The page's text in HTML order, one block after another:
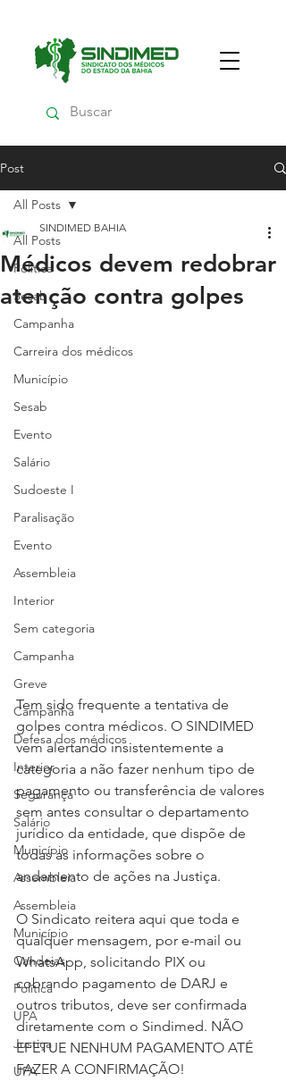
Post
All Posts
Política
Sesab
Campanha
Carreira dos médicos
Município
Sesab
Evento
Salário
Sudoeste I
Paralisação
Evento
Assembleia
Interior
Sem categoria
Campanha
Greve
Campanha
Defesa dos médicos
Interior
Segurança
Salário
Município
Assembleia
Assembleia
Município
Candeias
Política
UPA
Justiça
UPA
All Posts
Médicos devem redobrar
atenção contra golpes
SINDIMED BAHIA
Tem sido frequente a tentativa de
golpes contra médicos. O SINDIMED
vem alertando insistentemente a
categoria a não fazer nenhum tipo de
pagamento ou transferência de valores
sem antes consultar o departamento
jurídico da entidade, que dispõe de
todas as informações sobre o
andamento de ações na Justiça.
O Sindicato reitera aqui que toda e
qualquer mensagem, por e-mail ou
WhatsApp, solicitando PIX ou
cobrando pagamento de DARJ e
outros tributos, deve ser confirmada
diretamente com o Sindimed. NÃO
EFETUE NENHUM PAGAMENTO ATÉ
FAZER A CONFIRMAÇÃO!